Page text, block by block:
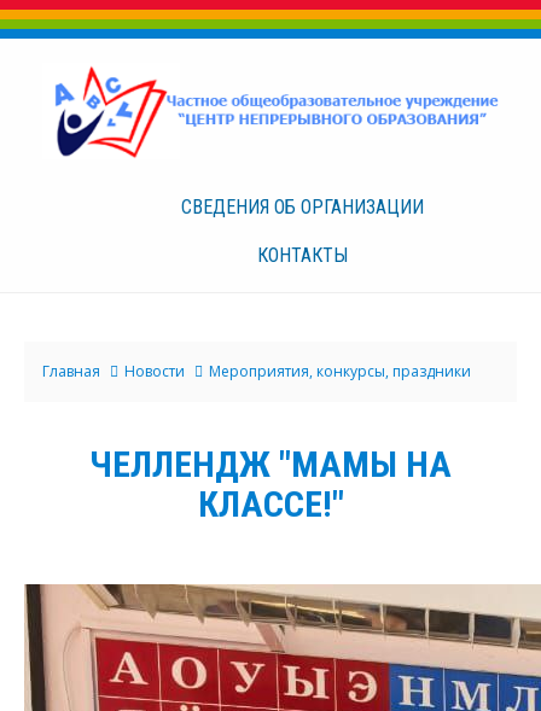
СВЕДЕНИЯ ОБ ОРГАНИЗАЦИИ
КОНТАКТЫ
Главная Новости Мероприятия, конкурсы, праздники
ЧЕЛЛЕНДЖ "МАМЫ НА
КЛАССЕ!"